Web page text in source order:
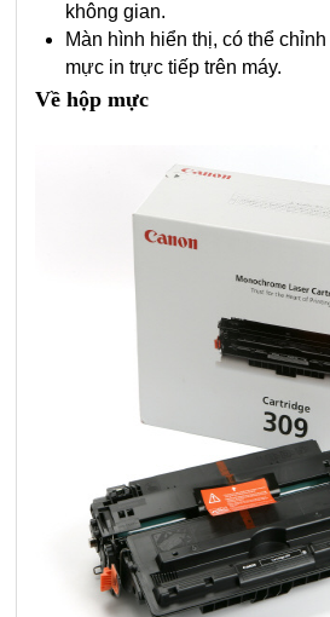
không gian.
Màn hình hiển thị, có thể
mực in trực tiếp trên máy.
Về hộp mực